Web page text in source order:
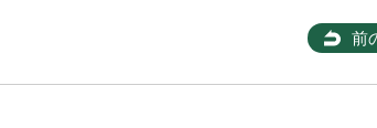
前